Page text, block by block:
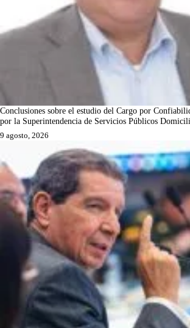
Conclusiones sobre el estudio del Cargo por
por la Superintendencia de Servicios Públicos
9 agosto, 2026